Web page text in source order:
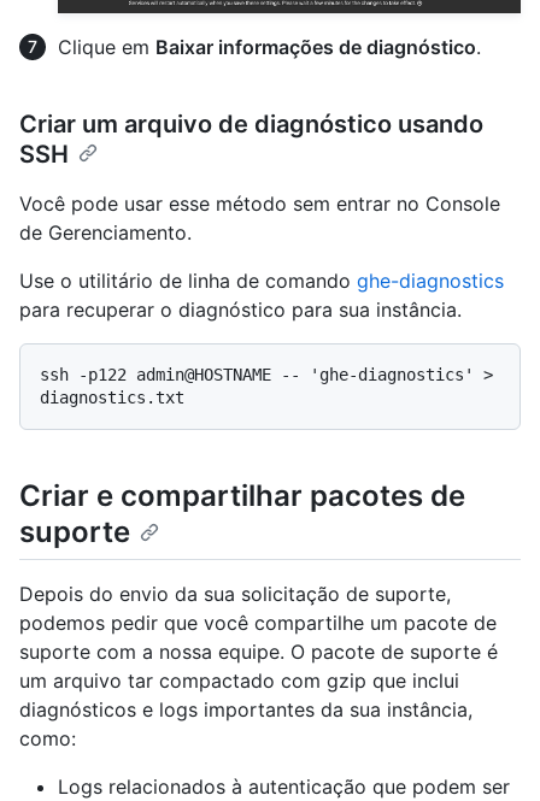
Clique em Baixar informações de diagnóstico.
Criar um arquivo de diagnóstico usando
SSH
Você pode usar esse método sem entrar no Console
de Gerenciamento.
Use o utilitário de linha de comando ghe-diagnostics
para recuperar o diagnóstico para sua instância.
ssh -p122 admin@HOSTNAME -- 'ghe-diagnostics' >
Criar e compartilhar pacotes de
suporte
Depois do envio da sua solicitação de suporte,
podemos pedir que você compartilhe um pacote de
suporte com a nossa equipe. O pacote de suporte é
um arquivo tar compactado com gzip que inclui
diagnósticos e logs importantes da sua instância,
como:
Logs relacionados à autenticação que podem ser